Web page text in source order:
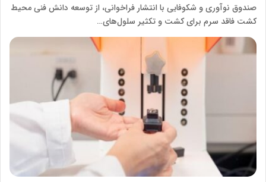
صندوق نوآوری و شکوفایی با انتشار فراخوانی، از توسعه دانش فنی محیط
کشت فاقد سرم برای کشت و تکثیر سلول‌های…